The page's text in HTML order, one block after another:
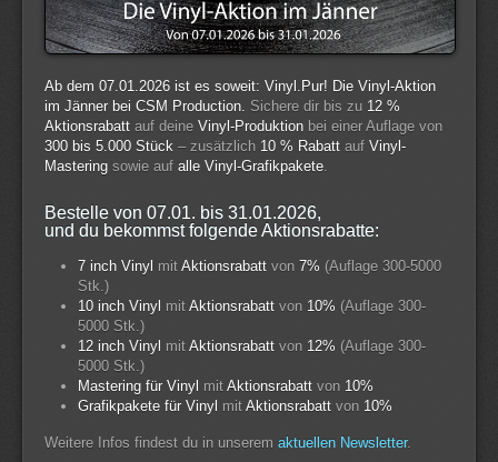
Ab dem 07.01.2026 ist es soweit: Vinyl.Pur! Die Vinyl-Aktion
im Jänner bei CSM Production. Sichere dir bis zu 12 %
Aktionsrabatt auf deine Vinyl-Produktion bei einer Auflage von
300 bis 5.000 Stück – zusätzlich 10 % Rabatt auf Vinyl-
Mastering sowie auf alle Vinyl-Grafikpakete
Bestelle von 07.01. bis 31.01.2026,
und du bekommst folgende Aktionsrabatte:
7 inch Vinyl mit Aktionsrabatt von 7% (Auflage 300-5000
Stk.)
10 inch Vinyl mit Aktionsrabatt von 10% (Auflage 300-
5000 Stk.)
12 inch Vinyl mit Aktionsrabatt von 12% (Auflage 300-
5000 Stk.)
Mastering für Vinyl mit Aktionsrabatt von 10%
Grafikpakete für Vinyl mit Aktionsrabatt von 10%
Weitere Infos findest du in unserem aktuellen Newsletter.